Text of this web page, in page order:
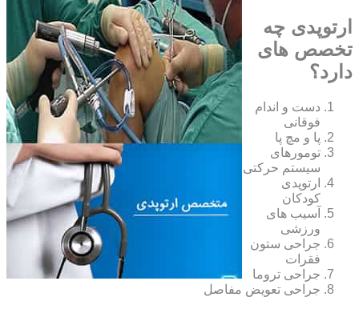
ارتوپدی چه
تخصص های
دارد؟
دست و اندام
فوقانی
پا و مچ پا
تومورهای
سیستم حرکتی
ارتوپدی
کودکان
آسیب های
ورزشی
جراحی ستون
فقرات
جراحی تروما
جراحی تعویض مفاصل